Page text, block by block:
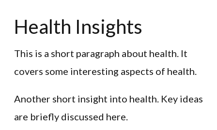
Health Insights
This is a short paragraph about health. It
covers some interesting aspects of health.
Another short insight into health. Key ideas
are briefly discussed here.